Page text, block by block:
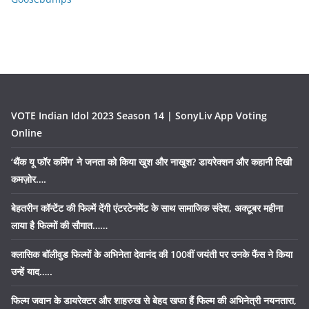
VOTE Indian Idol 2023 Season 14 | SonyLiv App Voting
Online
‘थैंक यू फॉर कमिंग’ ने जनता को किया खुश और नाखुश? डायरेक्शन और कहानी दिखी
कमज़ोर….
बेहतरीन कॉन्टेंट की फिल्में देंगी एंटरटेनमेंट के साथ सामाजिक संदेश, अक्टूबर महीना
लाया है फिल्मों की सौगात……
क्लासिक बॉलीवुड फिल्मों के अभिनेता देवानंद की 100वीं जयंती पर उनके फैंस ने किया
उन्हें याद…..
फिल्म जवान के डायरेक्टर और शाहरुख से बेहद खफा हैं फिल्म की अभिनेत्री नयनतारा,